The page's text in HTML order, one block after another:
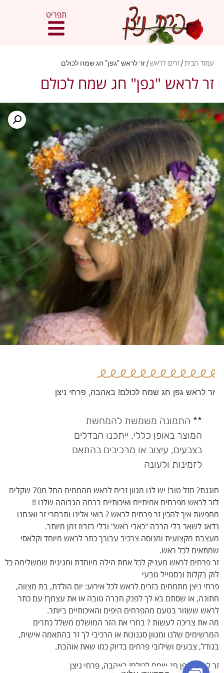
תפריט
עמוד הבית/זרים לראש/ זר לראש "גפן" חג שמח לכולם
זר לראש "גפן" חג שמח לכולם
זר לראש גפן חג שמח לכולם! באהבה, פרחי ניצן
** התמונה משמשת להמחשת
המוצר באופן כללי. ייתכנו הבדלים
בצבעים, עיצוב או מרכיבים בהתאם
לזמינות ולעונה
חוגגת? מזל טוב! יש לנו מגוון זרים לראש מהממים החל מ70 שקלים
לזר לראש מפרחים אמיתיים ואיכותיים ברמה הגבוהה שלנו !!
מחפשת איך להכין זר פרחים לראש ? בואי אלינו ותבחרי זר ואנחנו
נדאג לשאר בלי הרבה "כאבי ראש" ובלי בזבוז זמן מיותר.
מעצבת מקצועית ומנוסה צרכיב עבורך כתר לראש מיוחד וקלאסי
שמתאים לכל ראש.
זר פרחים לראש מעניק לכל אחת הילה מיוחדת וחגיגית שמשלימה כל
לוק בקלות ובסטייל טבעי
פרחי ניצן מתמחים בזרים לראש לכל אירוע: יום הולדת, בת מצווה,
חתונה, או שסתם בא לך לפנק חברה טובה או את עצמך! עם כתר
לראש ששזור בטעם מהפרחים היפים והאיכותיים ביותר.
מה את צריכה לעשות ? בחרי את הזר המושלם משלל כתרים
המרשימים שלנו ומגוון סגנונות או הרכיבי לך זר בהתאמה אישית,
בגודל, צבעים ושילובי פרחים בדיוק כמו שאת אוהבת.
זר לראש גפן חג שמח לכולם! באהבה, פרחי ניצן